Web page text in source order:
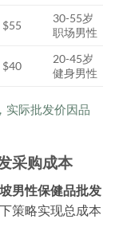
$55
30-55岁
职场男性
$40
20-45岁
健身男性
实际批发价因品
采购成本
男性保健品批发
策略实现总成本